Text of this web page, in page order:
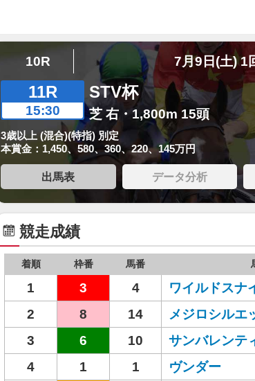
10R 7月9日(土) 1
11R
15:30
STV杯
芝 右・1,800m 15頭
3歳以上 (混合)(特指) 別定
本賞金：1,450、580、360、220、145万円
出馬表 データ分析
競走成績
着順 枠番 馬番
1 3 4 ワイルドスナ
2
8 14 メジロシルエ
3
6 10 サンバレンテ
4
1 1 ヴンダー